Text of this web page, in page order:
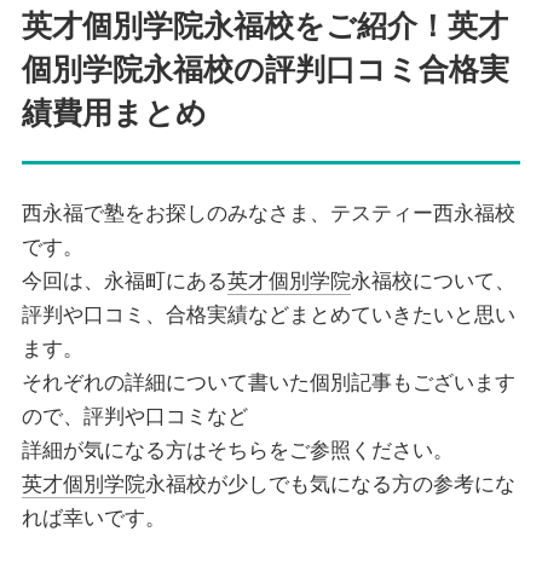
英才個別学院永福校をご紹介！英才
個別学院永福校の評判口コミ合格実
績費用まとめ
西永福で塾をお探しのみなさま、テスティー西永福校
です。
今回は、永福町にある英才個別学院永福校について、
評判や口コミ、合格実績などまとめていきたいと思い
ます。
それぞれの詳細について書いた個別記事もございます
ので、評判や口コミなど
詳細が気になる方はそちらをご参照ください。
英才個別学院永福校が少しでも気になる方の参考にな
れば幸いです。